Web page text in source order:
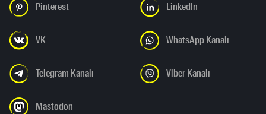
Pinterest LinkedIn
VK WhatsApp Kanalı
Telegram Kanalı Viber Kanalı
Mastodon